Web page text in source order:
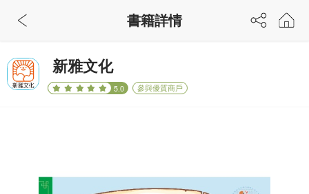
新雅文化
5.0 參與優質商戶
書籍詳情